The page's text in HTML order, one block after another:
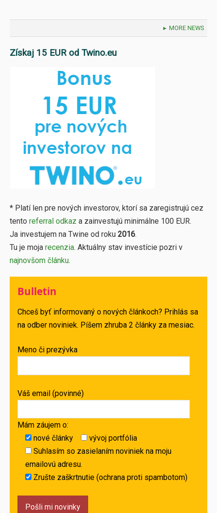
MORE NEWS
Získaj 15 EUR od Twino.eu
* Platí len pre nových investorov, ktorí sa zaregistrujú cez
tento referral odkaz a zainvestujú minimálne 100 EUR.
Ja investujem na Twine od roku 2016.
Tu je moja recenzia. Aktuálny stav investície pozri v
najnovšom článku.
Bulletin
Chceš byť informovaný o nových článkoch? Prihlás sa
na odber noviniek. Píšem zhruba 2 články za mesiac.
Meno či prezývka
Váš email (povinné)
Mám záujem o:
nové články
vývoj portfólia
Suhlasím so zasielaním noviniek na moju
emailovú adresu.
Zrušte zaškrtnutie (ochrana proti spambotom)